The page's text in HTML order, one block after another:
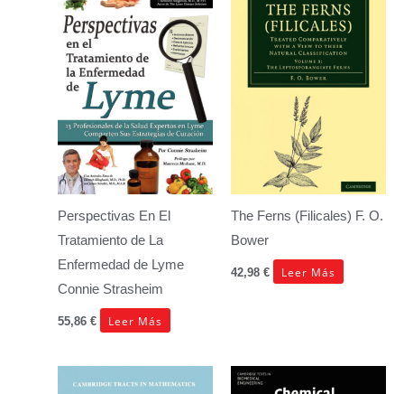
Perspectivas En El
Tratamiento de La
Enfermedad de Lyme
Connie Strasheim
55,86 € Leer Más
The Ferns (Filicales) F. O.
Bower
42,98 € Leer Más